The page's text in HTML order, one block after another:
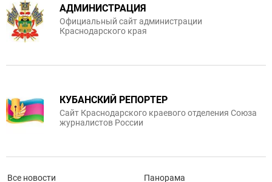
АДМИНИСТРАЦИЯ
Официальный сайт администрации
Краснодарского края
КУБАНСКИЙ РЕПОРТЕР
Сайт Краснодарского краевого отделения Союза
журналистов России
Все новости Панорама